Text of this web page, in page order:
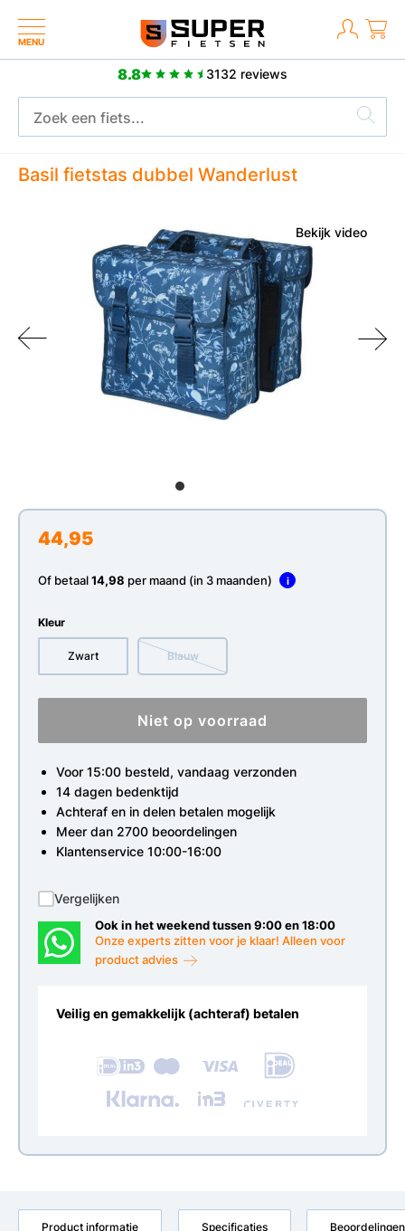
MENU
8.8 3132 reviews
2 jaar fabrieksgarantie Meer
Basil fietstas dubbel Wanderlust
Bekijk video
44,95
Of betaal14,98 per maand (in 3 maanden) i
Kleur
Zwart Blauw
Niet op voorraad
Voor 15:00 besteld, vandaag verzonden
14 dagen bedenktijd
Achteraf en in delen betalen mogelijk
Meer dan 2700 beoordelingen
Klantenservice 10:00-16:00
Vergelijken
Ook in het weekend tussen 9:00 en 18:00
Onze experts zitten voor je klaar! Alleen voor
product advies
Veilig en gemakkelijk (achteraf) betalen
Product informatie Specificaties Beoordelingen